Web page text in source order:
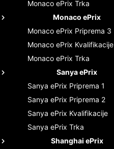
Monaco ePrix Trka
Monaco ePrix
Monaco ePrix Priprema 3
Monaco ePrix Kvalifikacije
Monaco ePrix Trka
Sanya ePrix
Sanya ePrix Priprema 1
Sanya ePrix Priprema 2
Sanya ePrix Kvalifikacije
Sanya ePrix Trka
Shanghai ePrix